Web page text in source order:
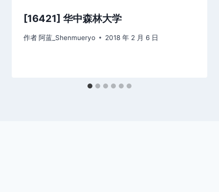
[16421] 华中森林大学
作者阿蓝_Shenmueryo 2018 年 2 月 6 日